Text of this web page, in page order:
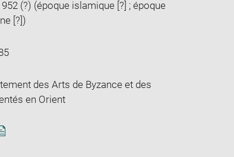
(?) (époque islamique [?] ; époque
[?])
des Arts de Byzance et des
en Orient